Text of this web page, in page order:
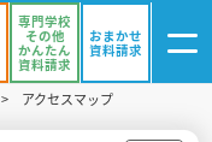
専門学校
その他
かんたん
資料請求
おまかせ
資料請求
アクセスマップ